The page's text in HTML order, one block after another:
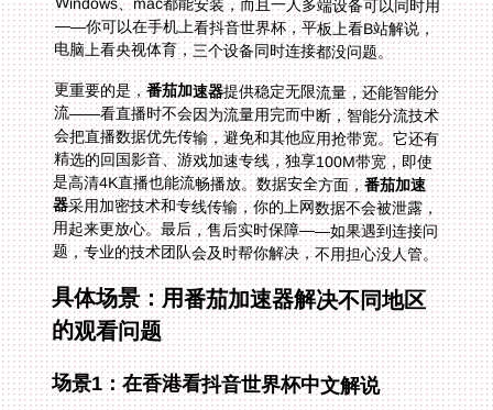
电脑上看央视体育，三个设备同时连接都没问题。
更重要的是，番茄加速器提供稳定无限流量，还能智能分
流——看直播时不会因为流量用完而中断，智能分流技术
会把直播数据优先传输，避免和其他应用抢带宽。它还有
精选的回国影音、游戏加速专线，独享100M带宽，即使
是高清4K直播也能流畅播放。数据安全方面，番茄加速
器采用加密技术和专线传输，你的上网数据不会被泄露，
用起来更放心。最后，售后实时保障——如果遇到连接问
题，专业的技术团队会及时帮你解决，不用担心没人管。
具体场景：用番茄加速器解决不同地区
的观看问题
场景1：在香港看抖音世界杯中文解说